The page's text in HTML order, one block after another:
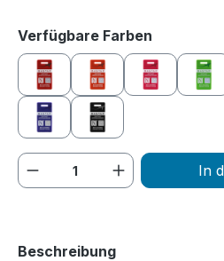
Verfügbare Farben
rot orange pink
lila schwarz
Produkt Anzahl: GibIn
Beschreibung